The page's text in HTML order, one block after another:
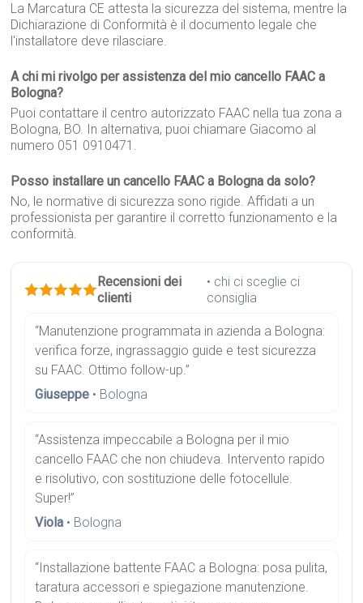
La Marcatura CE attesta la sicurezza del sistema, mentre la
Dichiarazione di Conformità è il documento legale che
l'installatore deve rilasciare.
A chi mi rivolgo per assistenza del mio cancello FAAC a
Bologna?
Puoi contattare il centro autorizzato FAAC nella tua zona a
Bologna, BO. In alternativa, puoi chiamare Giacomo al
numero 051 0910471.
Posso installare un cancello FAAC a Bologna da solo?
No, le normative di sicurezza sono rigide. Affidati a un
professionista per garantire il corretto funzionamento e la
conformità.
Recensioni dei
clienti
• chi ci sceglie ci
consiglia
“Manutenzione programmata in azienda a Bologna:
verifica forze, ingrassaggio guide e test sicurezza
su FAAC. Ottimo follow-up.”
Giuseppe • Bologna
“Assistenza impeccabile a Bologna per il mio
cancello FAAC che non chiudeva. Intervento rapido
e risolutivo, con sostituzione delle fotocellule.
Super!”
Viola • Bologna
“Installazione battente FAAC a Bologna: posa pulita,
taratura accessori e spiegazione manutenzione.